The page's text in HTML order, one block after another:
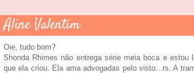
Aline Valentim
Oie, tudo bom?
Shonda Rhimes não entrega série meia boca e
que ela criou. Ela ama advogadas pelo visto...rs. A